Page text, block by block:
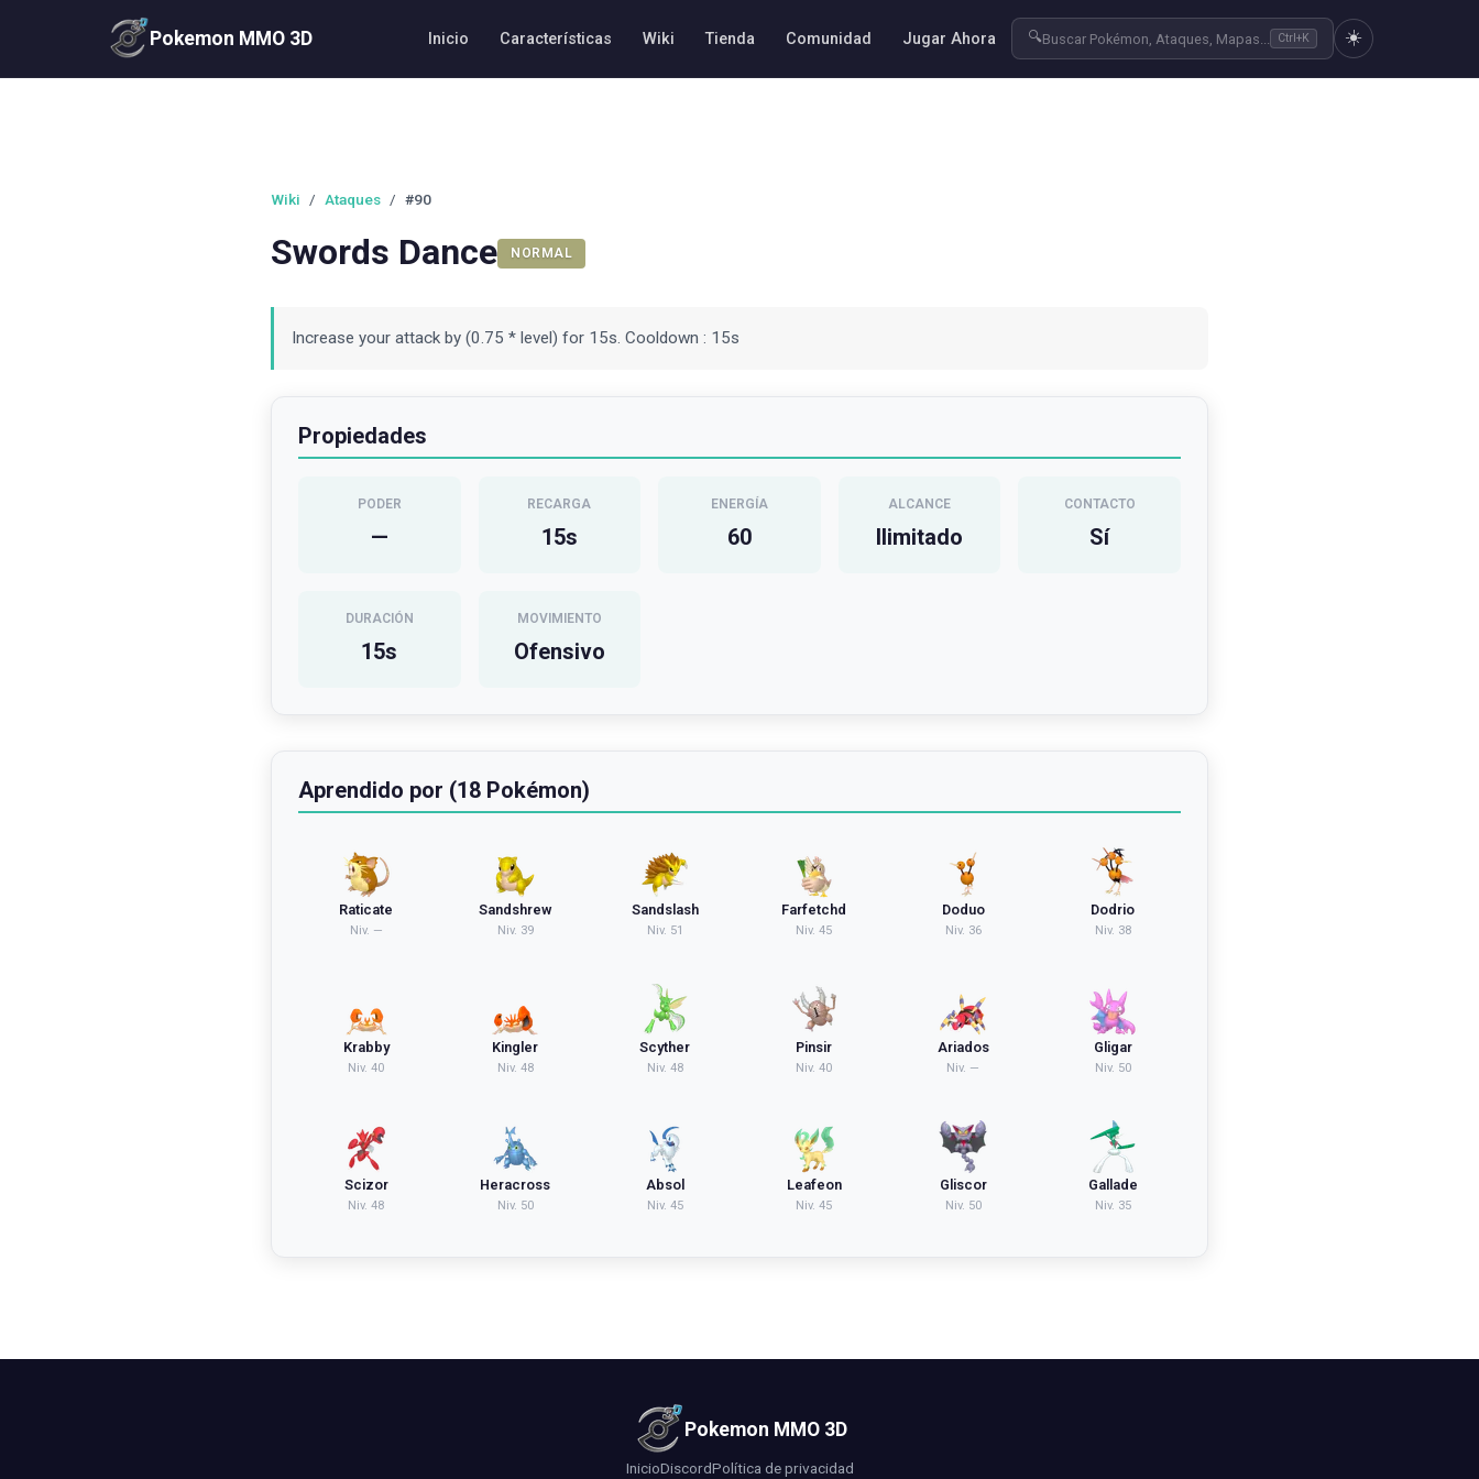
Pokemon MMO 3D Inicio Características Wiki Tienda Comunidad Jugar Ahora 🔍Buscar Pokémon, Ataques, Mapas... Ctrl+K ☀️
Wiki / Ataques / #90
Swords Dance NORMAL
Increase your attack by (0.75 * level) for 15s. Cooldown : 15s
Propiedades
PODER
—
RECARGA
15s
ENERGÍA
60
ALCANCE
Ilimitado
CONTACTO
Sí
DURACIÓN
15s
MOVIMIENTO
Ofensivo
Aprendido por (18 Pokémon)
Raticate
Niv. —
Sandshrew
Niv. 39
Sandslash
Niv. 51
Farfetchd
Niv. 45
Doduo
Niv. 36
Dodrio
Niv. 38
Krabby
Niv. 40
Kingler
Niv. 48
Scyther
Niv. 48
Pinsir
Niv. 40
Ariados
Niv. —
Gligar
Niv. 50
Scizor
Niv. 48
Heracross
Niv. 50
Absol
Niv. 45
Leafeon
Niv. 45
Gliscor
Niv. 50
Gallade
Niv. 35
Pokemon MMO 3D
InicioDiscordPolítica de privacidad